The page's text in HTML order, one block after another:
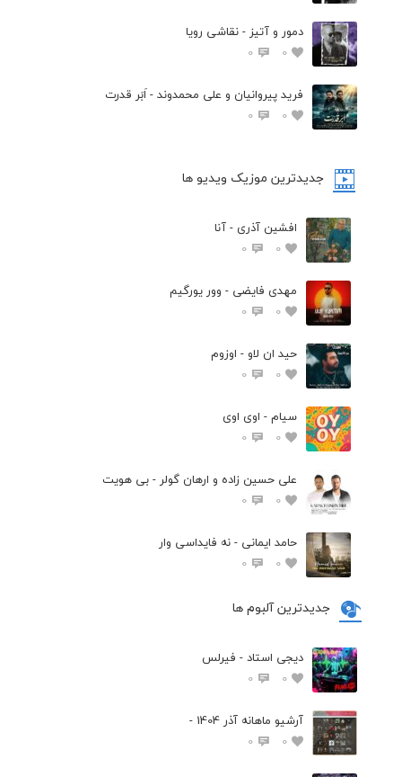
دمور و آتیز - نقاشی رویا
0
0
فرید پیروانیان و علی محمدوند - اَبَر قدرت
0
0
جدیدترین موزیک ویدیو ها
افشین آذری - آنا
0
0
مهدی فایضی - وور یورگیم
0
0
حید ان لاو - اوزوم
0
0
سیام - اوی اوی
0
0
علی حسین زاده و ارهان گولر - بی هویت
0
0
حامد ایمانی - نه فایداسی وار
0
0
جدیدترین آلبوم ها
دیجی استاد - فیرلس
0
0
آرشیو ماهانه آذر 1404 -
0
0